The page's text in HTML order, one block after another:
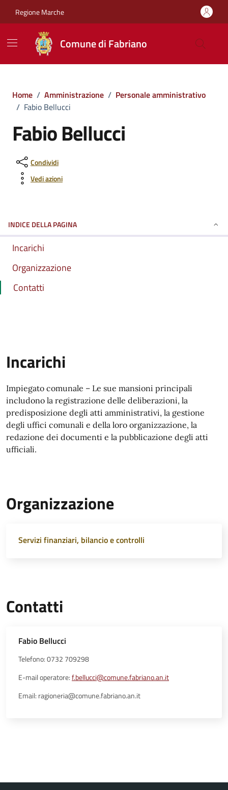
Regione Marche
Comune di Fabriano
Home / Amministrazione / Personale amministrativo
/ Fabio Bellucci
Fabio Bellucci
Condividi
Vedi azioni
INDICE DELLA PAGINA
Incarichi
Organizzazione
Contatti
Incarichi
Impiegato comunale – Le sue mansioni principali
includono la registrazione delle deliberazioni, la
predisposizione degli atti amministrativi, la gestione
degli uffici comunali e della loro organizzazione, la
redazione dei documenti e la pubblicazione degli atti
ufficiali.
Organizzazione
Servizi finanziari, bilancio e controlli
Contatti
Fabio Bellucci
Telefono: 0732 709298
E-mail operatore:f.bellucci@comune.fabriano.an.it
Email: ragioneria@comune.fabriano.an.it